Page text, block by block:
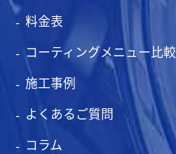
料金表
コーティングメニュー比較
施工事例
よくあるご質問
コラム